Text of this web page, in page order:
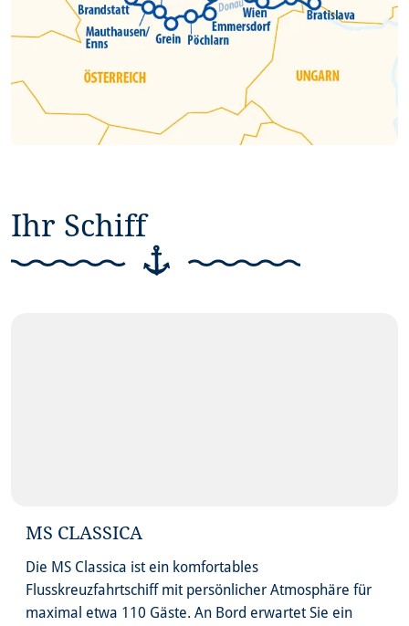
Ihr Schiff
MS CLASSICA
Die MS Classica ist ein komfortables
Flusskreuzfahrtschiff mit persönlicher Atmosphäre für
maximal etwa 110 Gäste. An Bord erwartet Sie ein